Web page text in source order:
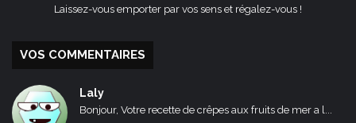
Laissez-vous emporter par vos sens et régalez-vous !
VOS COMMENTAIRES
Laly
Bonjour, Votre recette de crêpes aux fruits de mer a l...